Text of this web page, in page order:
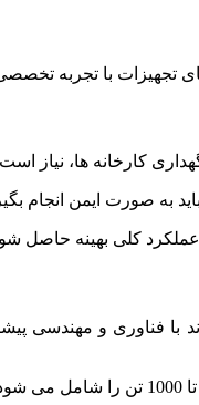
تجهیزات با تجربه
کارخانه ها، نیاز
به صورت ایمن انجام
کلی بهینه حاصل
با فناوری و مهندسی